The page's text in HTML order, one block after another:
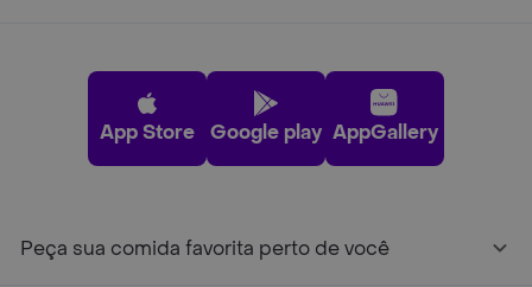
App Store Google play AppGallery
Peça sua comida favorita perto de você